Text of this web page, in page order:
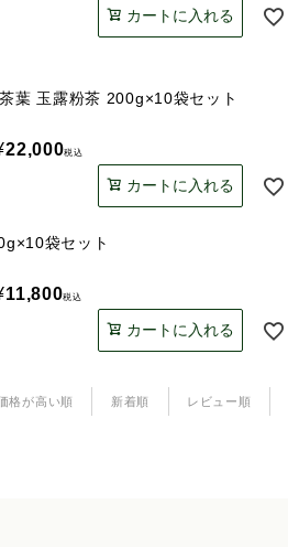
カートに入れる
葉 玉露粉茶 200g×10袋セット
22,000税込
カートに入れる
袋セット
11,800税込
カートに入れる
格が高い順 新着順 レビュー順